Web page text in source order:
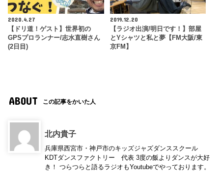
2020.4.27
【ドリ道！ゲスト】世界初の
GPSプロランナー/志水直樹さん
(2日目)
2019.12.20
【ラジオ出演/明日です！】部屋
とYシャツと私と夢【FM大阪/東
京FM】
ABOUT この記事をかいた人
北内貴子
兵庫県西宮市・神戸市のキッズジャズダンススクール
KDTダンスファクトリー 代表 3度の飯よりダンスが大好
き！ つらつらと語るラジオもYoutubeでやっております。